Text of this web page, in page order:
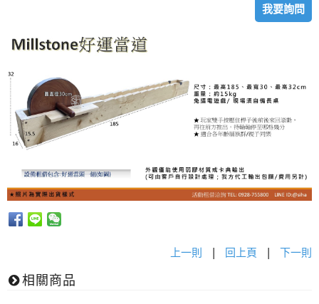
我要詢問
上一則 | 回上頁 | 下一則
相關商品